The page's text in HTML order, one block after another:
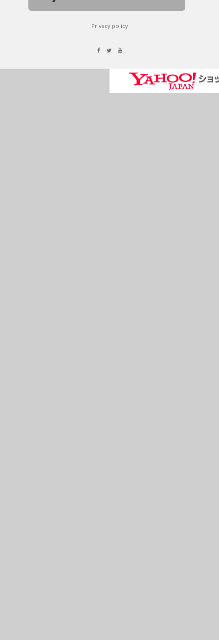
Privacy policy